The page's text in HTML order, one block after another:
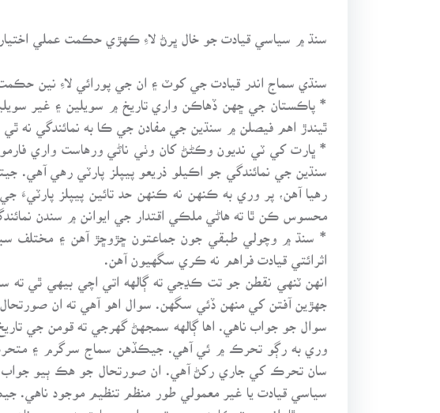
سنڌ ۾ سياسي قيادت جو خال ڀرڻ لاءِ ڪهڙي حڪمت عملي
سنڌي سماج اندر قيادت جي کوٽ ۽ ان جي پورائي لاءِ نين
* پاڪستان جي ڇهن ڏهاڪن واري تاريخ ۾ سويلين ۽ غير
ٿيندڙ اهم فيصلن ۾ سنڌين جي مفادن جي ڪا به نمائندگي نه
* ڀارت کي ٽي نديون وڪڻڻ کان وٺي ناڻي ورهاست واري
سنڌين جي نمائندگي جو اڪيلو ذريعو پيپلز پارٽي رهي آهي.
رهيا آهن، پر وري به ڪنهن نه ڪنهن حد تائين پيپلز
محسوس ڪن ٿا ته هاڻي ملڪي اقتدار جي ايوانن ۾ سندن
* سنڌ ۾ وچولي طبقي جون جماعتون ڇڙوڇڙ آهن ۽ مختلف
اثرائتي قيادت فراهم نه ڪري سگهيون آهن.
انهن ٽنهي نقطن جو تت ڪڍجي ته ڳالهه اتي اچي بيهي ٿي ته
جهڙين آفتن کي منهن ڏئي سگهن. سوال اهو آهي ته ان
سوال جو جواب ناهي. اها ڳالهه سمجهڻ گهرجي ته قومن جي
وري به رڳو تحرڪ ۾ ئي آهي. جيڪڏهن سماج سرگرم ۽ متحرڪ
سان تحرڪ کي جاري رکڻ آهي. ان صورتحال جو هڪ ٻيو جواب
سياسي قيادت يا غير معمولي طور منظم تنظيم موجود
پهچن ٿا، انهن وٽ ڪا به وسيع تر عوامي حمايت به موجود